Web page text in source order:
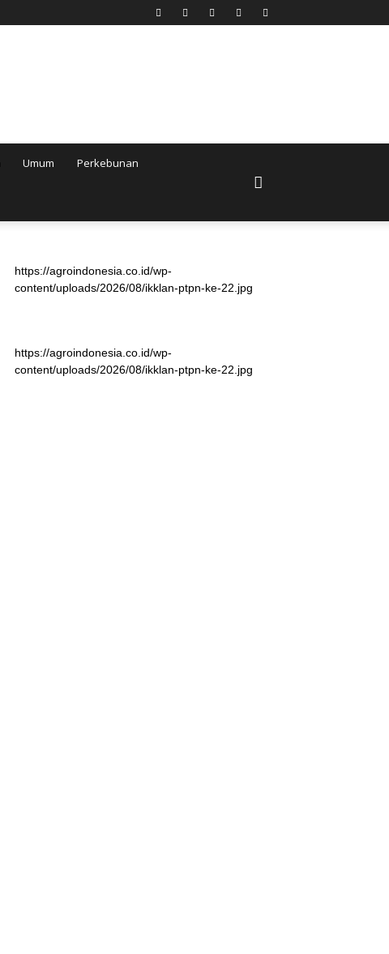
Umum Perkebunan
https://agroindonesia.co.id/wp-
content/uploads/2026/08/ikklan-ptpn-ke-22.jpg
https://agroindonesia.co.id/wp-
content/uploads/2026/08/ikklan-ptpn-ke-22.jpg